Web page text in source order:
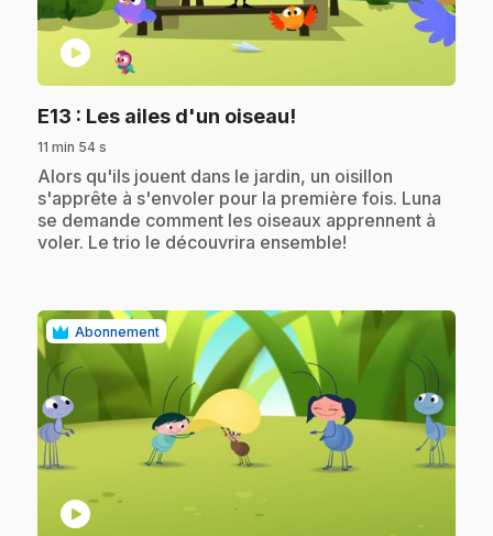
play_circle
E13 : Les ailes d'un oiseau!
11 min 54 s
.Alors qu'ils jouent dans le jardin, un oisillon
s'apprête à s'envoler pour la première fois. Luna
se demande comment les oiseaux apprennent à
voler. Le trio le découvrira ensemble!
Abonnement
play_circle